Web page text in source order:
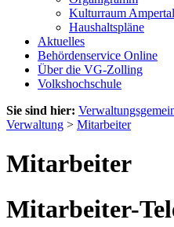
Kulturraum
Haushaltspläne
Aktuelles
Behördenservice Online
Über die VG-Zolling
Volkshochschule
Sie sind hier:
Verwaltung > Mitarbeiter
Mitarbeiter
Mitarbeiter-